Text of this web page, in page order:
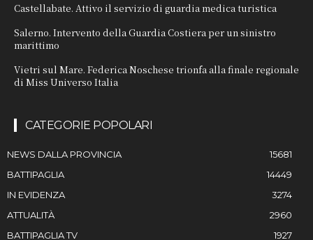
Castellabate. Attivo il servizio di guardia medica turistica
Salerno. Intervento della Guardia Costiera per un sinistro
marittimo
Vietri sul Mare. Federica Noschese trionfa alla finale regionale
di Miss Universo Italia
CATEGORIE POPOLARI
NEWS DALLA PROVINCIA
15681
BATTIPAGLIA
14449
IN EVIDENZA
3274
ATTUALITÀ
2960
BATTIPAGLIA TV
1927